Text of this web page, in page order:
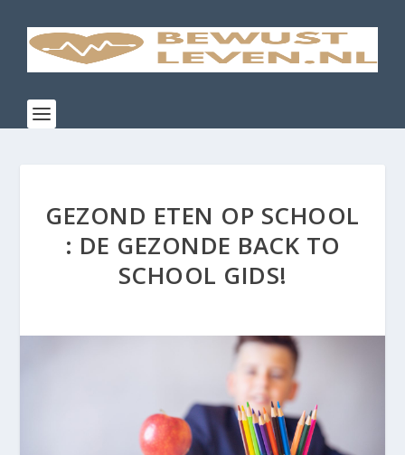
GEZOND ETEN OP SCHOOL
: DE GEZONDE BACK TO
SCHOOL GIDS!